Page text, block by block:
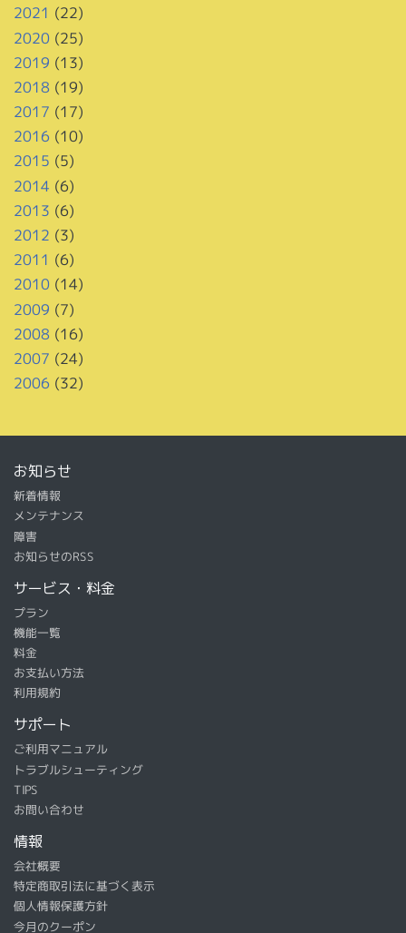
2021 (22)
2020(25)
2019 (13)
2018 (19)
2017 (17)
2016 (10)
2015 (5)
2014 (6)
2013 (6)
2012 (3)
2011 (6)
2010(14)
2009 (7)
2008 (16)
2007 (24)
2006 (32)
お知らせ
新着情報
メンテナンス
障害
お知らせのRSS
サービス・料金
プラン
機能一覧
料金
お支払い方法
利用規約
サポート
ご利用マニュアル
トラブルシューティング
TIPS
お問い合わせ
情報
会社概要
特定商取引法に基づく表示
個人情報保護方針
今月のクーポン